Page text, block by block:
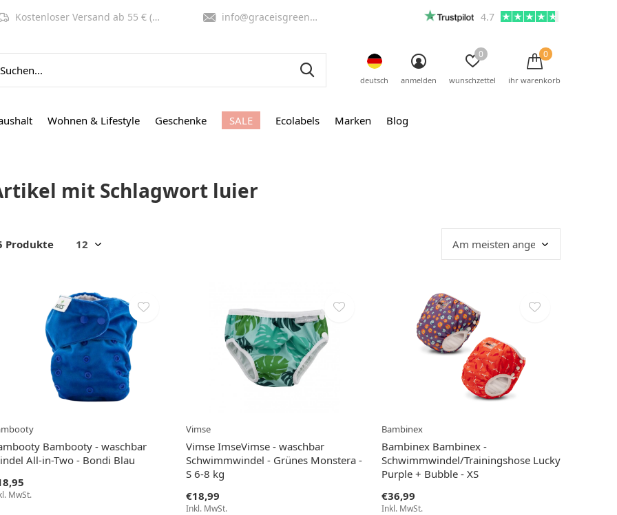
Wohnen & Lifestyle Geschenke SALE Ecolabels Marken Blog
deutsch anmelden wunschzettel
0
ihr warenkorb
0
Kostenloser Versand ab 55 € (NL, BE) info@graceisgreen.com 4.7
mit Schlagwort luier
Produkte
Bambooty - waschbar
All-in-Two - Bondi Blau
MwSt.
Vimse
Vimse ImseVimse - waschbar
Schwimmwindel - Grünes Monstera -
S 6-8 kg
€18,99
Inkl. MwSt.
Bambinex
Bambinex Bambinex -
Schwimmwindel/Trainingshose Lucky
Purple + Bubble - XS
€36,99
Inkl. MwSt.